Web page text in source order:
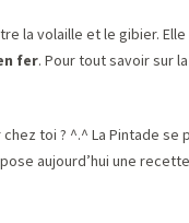
la volaille et le gibier.
fer. Pour tout savoir sur
toi ? ^.^ La Pintade
aujourd’hui une